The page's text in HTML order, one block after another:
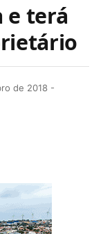
e terá
de 2018 -